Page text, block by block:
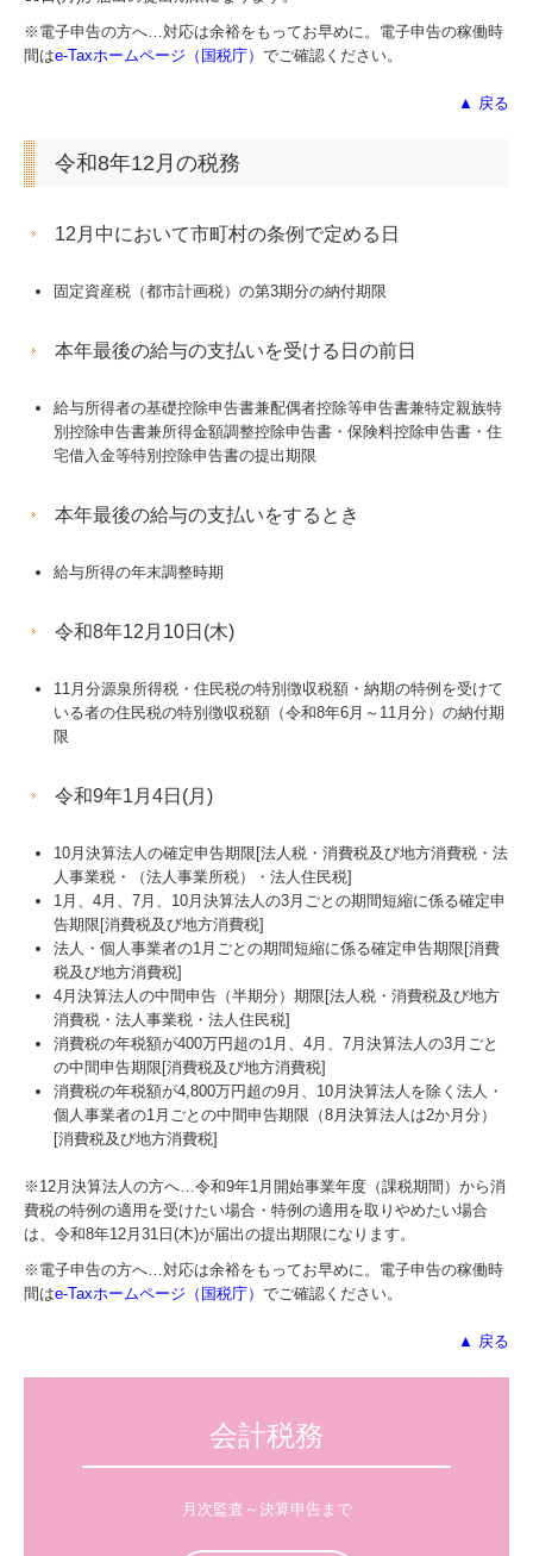
※電子申告の方へ…対応は余裕をもってお早めに。電子申告の稼働時
間はe-Taxホームページ（国税庁） でご確認ください。
▲ 戻る
令和8年12月の税務
12月中において市町村の条例で定める日
固定資産税（都市計画税）の第3期分の納付期限
本年最後の給与の支払いを受ける日の前日
給与所得者の基礎控除申告書兼配偶者控除等申告書兼特定親族特
別控除申告書兼所得金額調整控除申告書・保険料控除申告書・住
宅借入金等特別控除申告書の提出期限
本年最後の給与の支払いをするとき
給与所得の年末調整時期
令和8年12月10日(木)
11月分源泉所得税・住民税の特別徴収税額・納期の特例を受けて
いる者の住民税の特別徴収税額（令和8年6月～11月分）の納付期
限
令和9年1月4日(月)
10月決算法人の確定申告期限[法人税・消費税及び地方消費税・法
人事業税・（法人事業所税）・法人住民税]
1月、4月、7月、10月決算法人の3月ごとの期間短縮に係る確定申
告期限[消費税及び地方消費税]
法人・個人事業者の1月ごとの期間短縮に係る確定申告期限[消費
税及び地方消費税]
4月決算法人の中間申告（半期分）期限[法人税・消費税及び地方
消費税・法人事業税・法人住民税]
消費税の年税額が400万円超の1月、4月、7月決算法人の3月ごと
の中間申告期限[消費税及び地方消費税]
消費税の年税額が4,800万円超の9月、10月決算法人を除く法人・
個人事業者の1月ごとの中間申告期限（8月決算法人は2か月分）
[消費税及び地方消費税]
※12月決算法人の方へ…令和9年1月開始事業年度（課税期間）から消
費税の特例の適用を受けたい場合・特例の適用を取りやめたい場合
は、令和8年12月31日(木)が届出の提出期限になります。
※電子申告の方へ…対応は余裕をもってお早めに。電子申告の稼働時
間はe-Taxホームページ（国税庁） でご確認ください。
▲ 戻る
会計税務
月次監査～決算申告まで